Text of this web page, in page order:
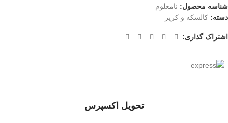
شناسه محصول: نامعلوم
دسته: کالسکه و کریر
اشتراک گذاری:
تحویل اکسپرس